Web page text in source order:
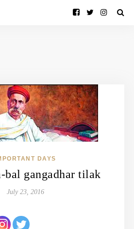
DAYS
bal gangadhar tilak
July 23, 2016